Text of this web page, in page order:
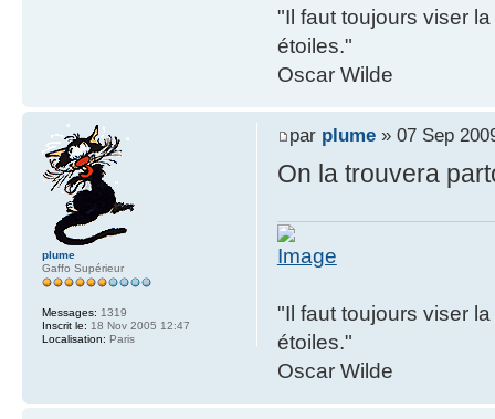
"Il faut toujours viser
étoiles."
Oscar Wilde
par plume» 07 Sep
On la trouvera
"Il faut toujours viser
étoiles."
Oscar Wilde
plume
Gaffo Supérieur
Messages: 1319
Inscrit le: 18 Nov 2005 12:47
Localisation: Paris